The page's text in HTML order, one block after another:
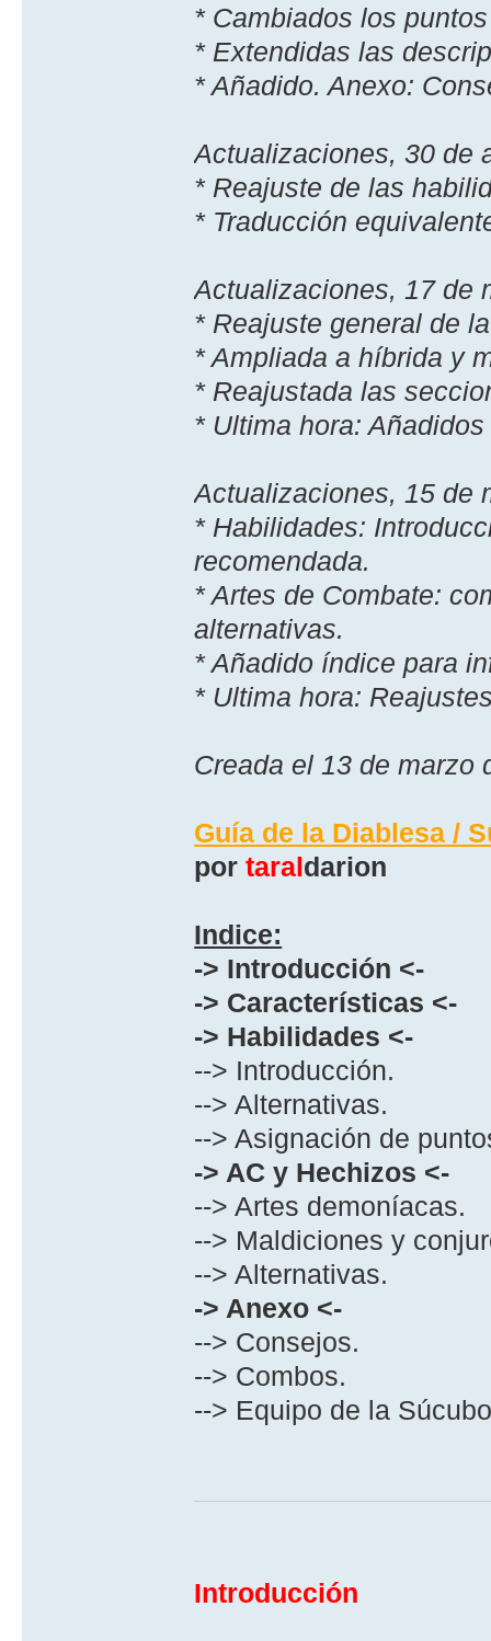
* Cambiados los
* Extendidas las
* Añadido. Anexo:
Actualizaciones, 30 de
* Reajuste de las
* Traducción
Actualizaciones, 17 de
* Reajuste general de
* Ampliada a hí­brida y
* Reajustada las
* Ultima hora:
Actualizaciones, 15 de
* Habilidades:
recomendada.
* Artes de Combate:
alternativas.
* Añadido í­ndice para
* Ultima hora:
Creada el 13 de marzo
Guía de la Diablesa /
portaraldarion
Indice:
-> Introducción <-
-> Caracterí­sticas <-
-> Habilidades <-
--> Introducción.
--> Alternativas.
--> Asignación de
-> AC y Hechizos <-
--> Artes demoní­acas.
--> Maldiciones y
--> Alternativas.
-> Anexo <-
--> Consejos.
--> Combos.
--> Equipo de la
Introducción